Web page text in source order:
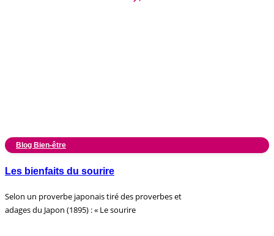
Blog Bien-être
Les bienfaits du sourire
Selon un proverbe japonais tiré des proverbes et
adages du Japon (1895) : « Le sourire